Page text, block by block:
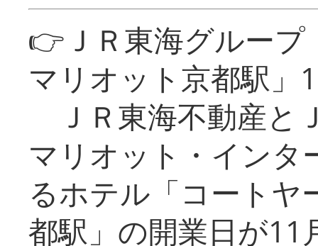
👉ＪＲ東海グルー
マリオット京都駅」
ＪＲ東海不動産と
マリオット・インタ
るホテル「コートヤ
都駅」の開業日が11